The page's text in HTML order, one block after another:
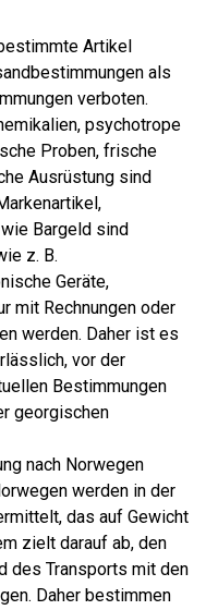
Artikel
als
verboten.
psychotrope
Proben, frische
Ausrüstung sind
Bargeld sind
z. B.
Geräte,
mit Rechnungen oder
werden. Daher ist es
vor der
Bestimmungen
georgischen
nach Norwegen
werden in der
das auf Gewicht
zielt darauf ab, den
des Transports mit den
Daher bestimmen